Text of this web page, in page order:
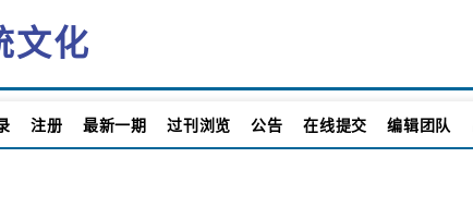
文化
注册 最新一期 过刊浏览 公告 在线提交 编辑团队